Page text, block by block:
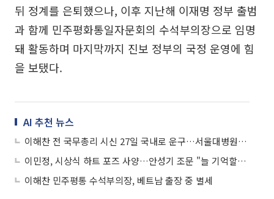
뒤 정계를 은퇴했으나, 이후 지난해 이재명 정부 출범
과 함께 민주평화통일자문회의 수석부의장으로 임명
돼 활동하며 마지막까지 진보 정부의 국정 운영에 힘
을 보탰다.
AI 추천 뉴스
이해찬 전 국무총리 시신 27일 국내로 운구…서울대병원에 빈소 마련
이민정, 시상식 하트 포즈 사양…안성기 조문 "늘 기억할게요"
이해찬 민주평통 수석부의장, 베트남 출장 중 별세